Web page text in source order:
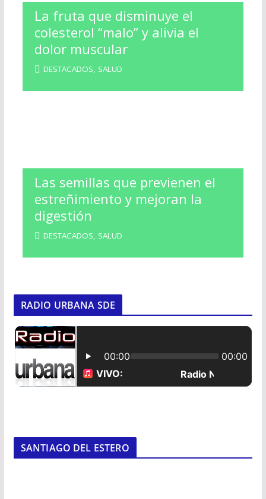
La fruta que disminuye el
colesterol “malo” y alivia el
dolor muscular
DESTACADOS SALUD
Las semillas que previenen el
estreñimiento y mejoran la
digestión
DESTACADOS SALUD
RADIO URBANA SDE
SANTIAGO DEL ESTERO